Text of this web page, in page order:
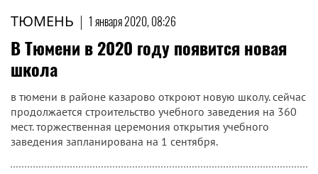
ТЮМЕНЬ | 1 января 2020, 08:26
В Тюмени в 2020 году появится новая
школа
в тюмени в районе казарово откроют новую школу. сейчас
продолжается строительство учебного заведения на 360
мест. торжественная церемония открытия учебного
заведения запланирована на 1 сентября.